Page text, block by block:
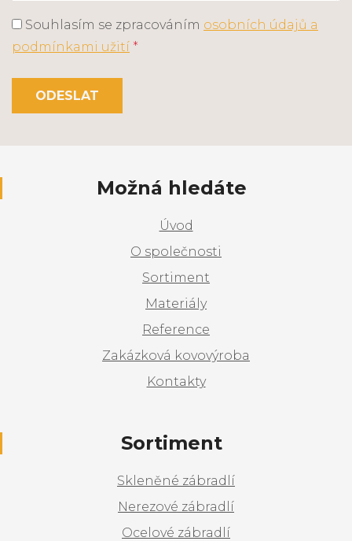
Souhlasím se zpracováním osobních údajů a
podmínkami užití *
ODESLAT
Možná hledáte
Úvod
O společnosti
Sortiment
Materiály
Reference
Zakázková kovovýroba
Kontakty
Sortiment
Skleněné zábradlí
Nerezové zábradlí
Ocelové zábradlí